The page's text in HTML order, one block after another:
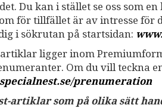
Du kan i stället se oss som
för tillfället är av intresse för
i sökrutan på startsidan:
ligger inom
Om du vill teckna
/prenumeration
artiklar som på olika sätt